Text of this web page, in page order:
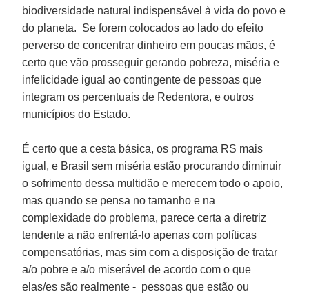
biodiversidade natural indispensável à vida do povo e
do planeta. Se forem colocados ao lado do efeito
perverso de concentrar dinheiro em poucas mãos, é
certo que vão prosseguir gerando pobreza, miséria e
infelicidade igual ao contingente de pessoas que
integram os percentuais de Redentora, e outros
municípios do Estado.
É certo que a cesta básica, os programa RS mais
igual, e Brasil sem miséria estão procurando diminuir
o sofrimento dessa multidão e merecem todo o apoio,
mas quando se pensa no tamanho e na
complexidade do problema, parece certa a diretriz
tendente a não enfrentá-lo apenas com políticas
compensatórias, mas sim com a disposição de tratar
a/o pobre e a/o miserável de acordo com o que
elas/es são realmente - pessoas que estão ou